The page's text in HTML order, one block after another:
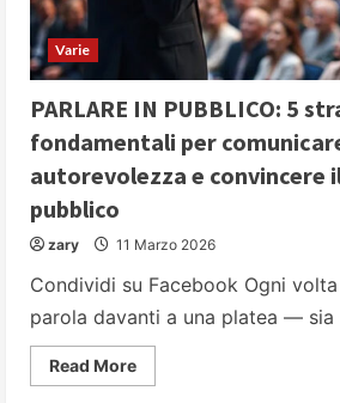
Varie
PARLARE IN PUBBLICO: 5
fondamentali per
autorevolezza e convincere
pubblico
zary 11 Marzo 2026
Condividi su Facebook Ogni
parola davanti a una platea — sia
Read MoreRead
more